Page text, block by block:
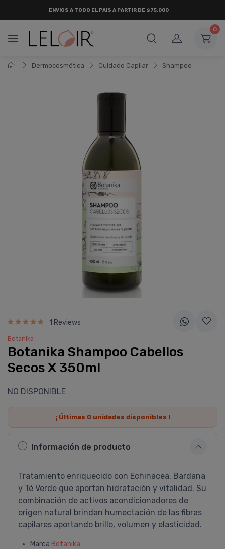
ENVÍOS A TODO EL PAÍS A PARTIR DE $75.000
0
Dermocosmética Cuidado Capilar Shampoo
1 Reviews
Botanika
Botanika Shampoo Cabellos
Secos X 350ml
NO DISPONIBLE
¡ Últimas 0unidades disponibles !
Información de producto
Tratamiento enriquecido con Echinacea, Bardana
y Té Verde que aportan hidratación y vitalidad. Su
combinación de activos acondicionadores de
origen natural brindan humectación de las fibras
capilares aportando brillo, volumen y elasticidad.
Marca Botanika